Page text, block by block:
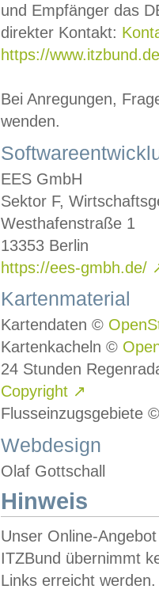
und Empfänger das
direkter Kontakt:
https://
Bei Anregungen,
wenden.
EES GmbH
Sektor F,
Westhafenstraße 1
13353 Berlin
https://ees-gmbh.de/
Kartenmaterial
Kartendaten ©
Kartenkacheln ©
24 Stunden
Copyright ↗
Flusseinzugsgebiete
Webdesign
Olaf Gottschall
Hinweis
Unser Online-
ITZBund übernimmt
Links erreicht